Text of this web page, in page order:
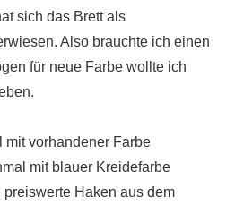
sich das Brett als
Also brauchte ich einen
für neue Farbe wollte ich
mit vorhandener Farbe
mit blauer Kreidefarbe
Haken aus dem